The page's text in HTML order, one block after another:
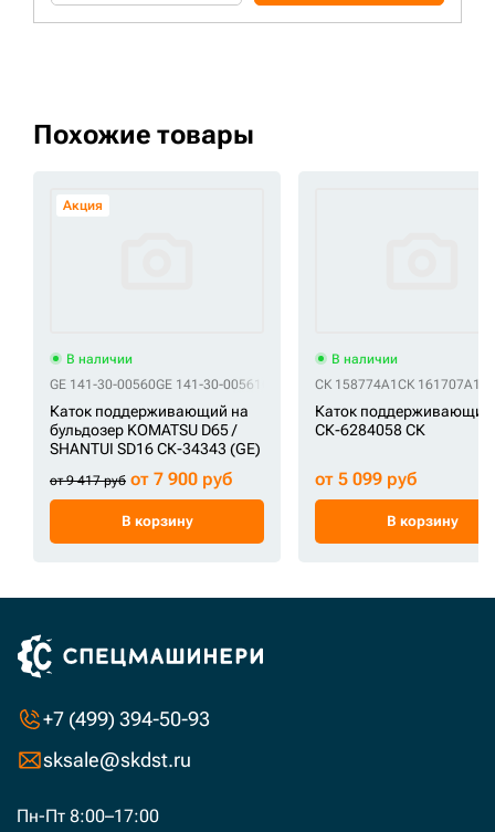
Похожие товары
Акция
В наличии
GE 141-30-00560GE 141-30-00561 GE 141-30-00562GE 141-30-00563
Каток поддерживающий на
бульдозер KOMATSU D65 /
SHANTUI SD16 СК-34343 (GE)
от 9 417 руб от 7 900 руб
В корзину
В наличии
СК 158774A1 СК 161707A1
Каток поддерживающий
СК-6284058 СК
от 5 099 руб
В корзину
+7 (499) 394-50-93
sksale@skdst.ru
Пн-Пт 8:00–17:00